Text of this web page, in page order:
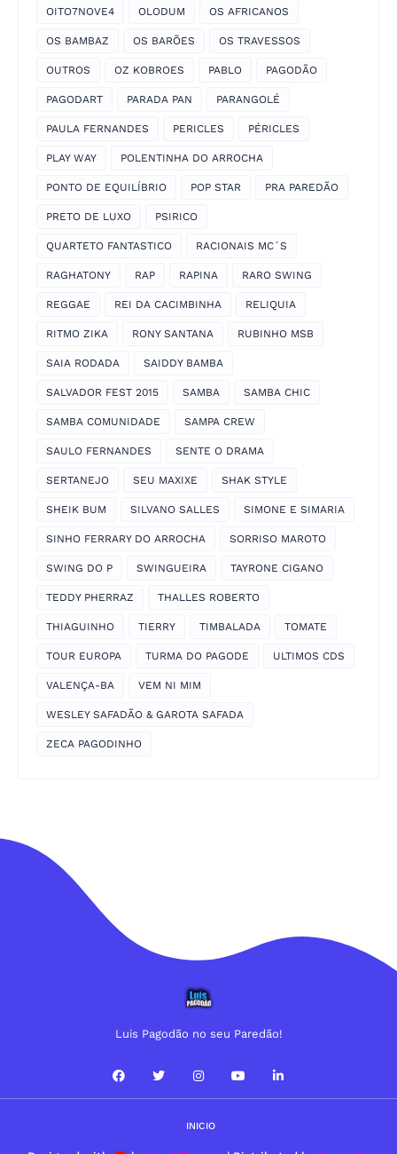
OITO7NOVE4 OLODUM OS AFRICANOS
OS BAMBAZ OS BARÕES OS TRAVESSOS
OUTROS OZ KOBROES PABLO PAGODÃO
PAGODART PARADA PAN PARANGOLÉ
PAULA FERNANDES PERICLES PÉRICLES
PLAY WAY POLENTINHA DO ARROCHA
PONTO DE EQUILÍBRIO POP STAR PRA PAREDÃO
PRETO DE LUXO PSIRICO
QUARTETO FANTASTICO RACIONAIS MC´S
RAGHATONY RAP RAPINA RARO SWING
REGGAE REI DA CACIMBINHA RELIQUIA
RITMO ZIKA RONY SANTANA RUBINHO MSB
SAIA RODADA SAIDDY BAMBA
SALVADOR FEST 2015 SAMBA SAMBA CHIC
SAMBA COMUNIDADE SAMPA CREW
SAULO FERNANDES SENTE O DRAMA
SERTANEJO SEU MAXIXE SHAK STYLE
SHEIK BUM SILVANO SALLES SIMONE E SIMARIA
SINHO FERRARY DO ARROCHA SORRISO MAROTO
SWING DO P SWINGUEIRA TAYRONE CIGANO
TEDDY PHERRAZ THALLES ROBERTO
THIAGUINHO TIERRY TIMBALADA TOMATE
TOUR EUROPA TURMA DO PAGODE ULTIMOS CDS
VALENÇA-BA VEM NI MIM
WESLEY SAFADÃO & GAROTA SAFADA
ZECA PAGODINHO
Luis Pagodão no seu Paredão!
INICIO